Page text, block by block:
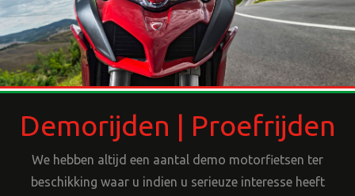
Demorijden | Proefrijden
We hebben altijd een aantal demo motorfietsen ter
beschikking waar u indien u serieuze interesse heeft